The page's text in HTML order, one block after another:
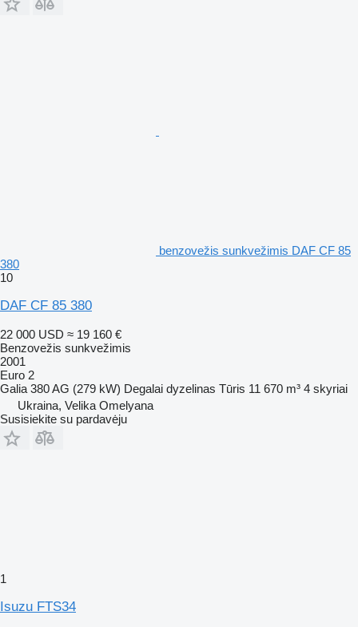
benzovežis sunkvežimis DAF CF 85
380
10
DAF CF 85 380
22 000 USD ≈ 19 160 €
Benzovežis sunkvežimis
2001
Euro 2
Galia 380 AG (279 kW) Degalai dyzelinas Tūris 11 670 m³ 4 skyriai
Ukraina, Velika Omelyana
Susisiekite su pardavėju
1
Isuzu FTS34